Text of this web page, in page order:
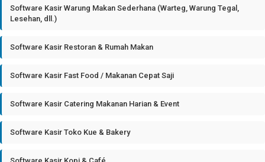
Software Kasir Warung Makan Sederhana (Warteg, Warung Tegal,
Lesehan, dll.)
Software Kasir Restoran & Rumah Makan
Software Kasir Fast Food / Makanan Cepat Saji
Software Kasir Catering Makanan Harian & Event
Software Kasir Toko Kue & Bakery